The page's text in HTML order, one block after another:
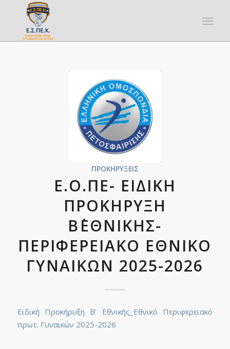
ΠΡΟΚΗΡΎΞΕΙΣ
Ε.Ο.ΠΕ- ΕΙΔΙΚΗ
ΠΡΟΚΗΡΥΞΗ
Β΄ΕΘΝΙΚΗΣ-
ΠΕΡΙΦΕΡΕΙΑΚΟ ΕΘΝΙΚΟ
ΓΥΝΑΙΚΩΝ 2025-2026
Ειδική Προκήρυξη Β’ Εθνικής_Εθνικό Περιφερειακό
πρωτ. Γυναικών 2025-2026